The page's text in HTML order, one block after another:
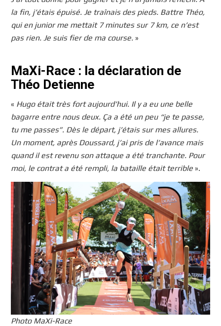
la fin, j’étais épuisé. Je traînais des pieds. Battre Théo,
qui en junior me mettait 7 minutes sur 7 km, ce n’est
pas rien. Je suis fier de ma course. »
MaXi-Race : la déclaration de
Théo Detienne
« Hugo était très fort aujourd’hui. Il y a eu une belle
bagarre entre nous deux. Ça a été un peu “je te passe,
tu me passes”. Dès le départ, j’étais sur mes allures.
Un moment, après Doussard, j’ai pris de l’avance mais
quand il est revenu son attaque a été tranchante. Pour
moi, le contrat a été rempli, la bataille était terrible ».
Photo MaXi-Race